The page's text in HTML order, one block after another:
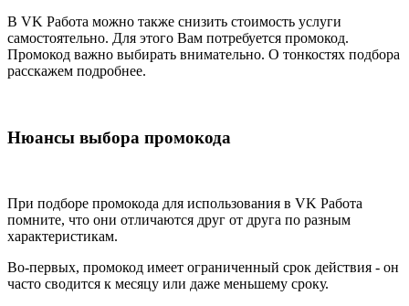
В VK Работа можно также снизить стоимость услуги
самостоятельно. Для этого Вам потребуется промокод.
Промокод важно выбирать внимательно. О тонкостях подбора
расскажем подробнее.
Нюансы выбора промокода
При подборе промокода для использования в VK Работа
помните, что они отличаются друг от друга по разным
характеристикам.
Во-первых, промокод имеет ограниченный срок действия - он
часто сводится к месяцу или даже меньшему сроку.